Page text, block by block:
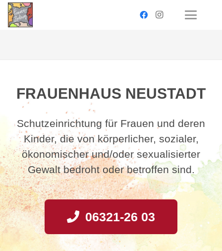
FRAUENHAUS NEUSTADT
Schutzeinrichtung für Frauen und deren
Kinder, die von körperlicher, sozialer,
ökonomischer und/oder sexualisierter
Gewalt bedroht oder betroffen sind.
06321-26 03